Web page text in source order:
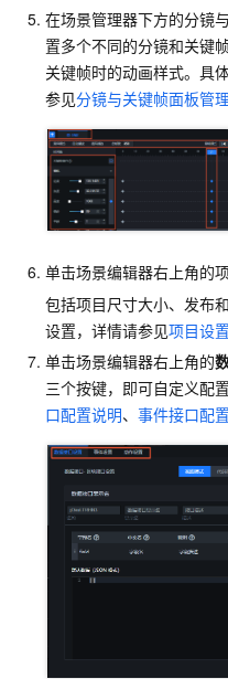
在场景管理器下方的分镜
置多个不同的分镜和关键
关键帧时的动画样式。具
参见分镜与关键帧面板管理
单击场景编辑器右上角的
包括项目尺寸大小、发布
设置，详情请参见项目设置
单击场景编辑器右上角的
三个按键，即可自定义配
口配置说明、 事件接口配